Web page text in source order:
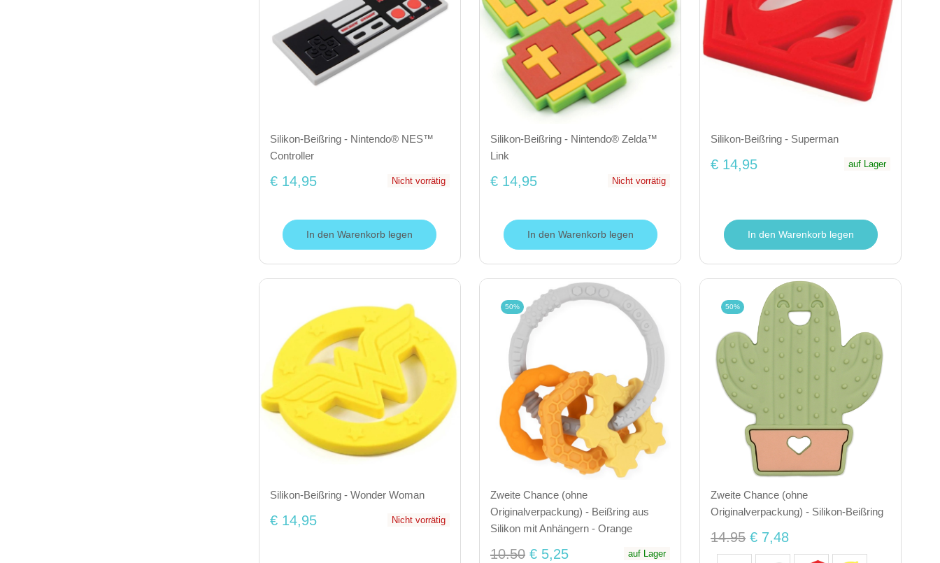
Silikon-Beißring - Nintendo® NES™
Controller
€ 14,95 Nicht vorrätig
In den Warenkorb legen
Silikon-Beißring - Nintendo® Zelda™
Link
€ 14,95 Nicht vorrätig
In den Warenkorb legen
Silikon-Beißring - Superman
€ 14,95 auf Lager
In den Warenkorb legen
Silikon-Beißring - Wonder Woman
€ 14,95 Nicht vorrätig
50%
Zweite Chance (ohne
Originalverpackung) - Beißring aus
Silikon mit Anhängern - Orange
10.50 € 5,25 auf Lager
50%
Zweite Chance (ohne
Originalverpackung) - Silikon-Beißring
14.95 € 7,48